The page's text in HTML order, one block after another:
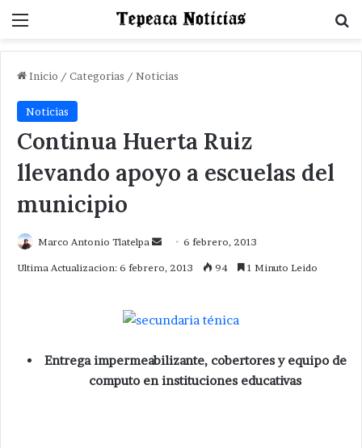
Menu
Inicio / Categorias / Noticias
Noticias
Continua Huerta Ruiz
llevando apoyo a escuelas del
municipio
Marco Antonio Tlatelpa
Send6 febrero, 2013
Ultima Actualizacion: 6 febrero, 2013 94 1 Minuto Leido
Entrega impermeabilizante, cobertores y equipo de
computo en instituciones educativas